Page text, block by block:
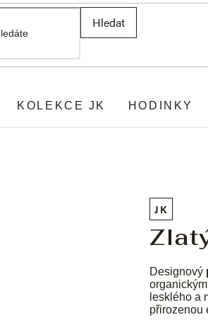
Hledat
KOLEKCE JK HODINKY
JK
Designový
lesklého a
přirozenou